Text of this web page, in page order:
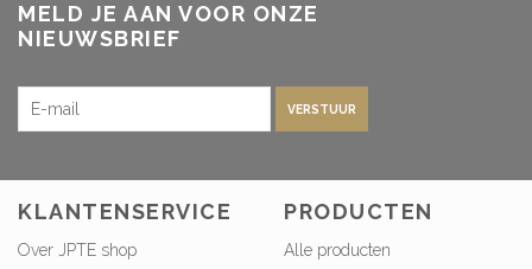
MELD JE AAN VOOR ONZE
NIEUWSBRIEF
VERSTUUR
KLANTENSERVICE
Over JPTE shop
PRODUCTEN
Alle producten